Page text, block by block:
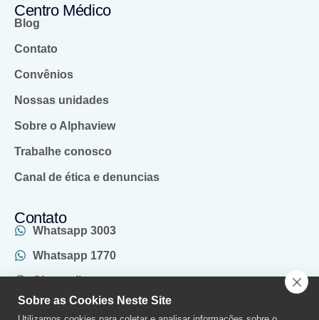
Centro Médico
Blog
Contato
Convênios
Nossas unidades
Sobre o Alphaview
Trabalhe conosco
Canal de ética e denuncias
Contato
Whatsapp 3003
Whatsapp 1770
Chat online
(011) 2970-1770
Sobre as Cookies Neste Site